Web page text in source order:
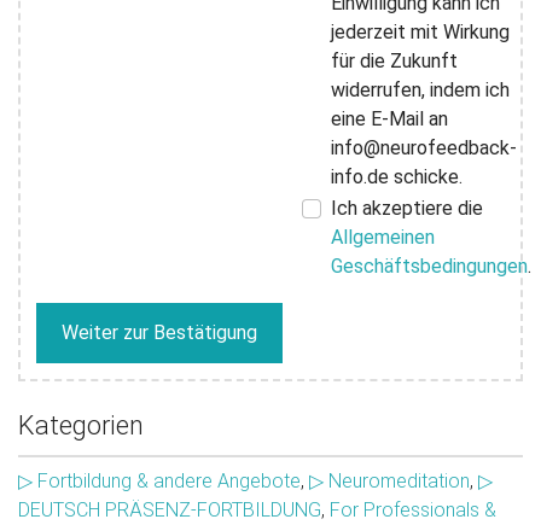
jederzeit mit Wirkung
für die Zukunft
widerrufen, indem ich
eine E-Mail an
info@neurofeedback-
info.de schicke.
Ich akzeptiere die
Allgemeinen
Geschäftsbedingungen.
Weiter zur Bestätigung
Kategorien
▷ Fortbildung & andere Angebote, ▷ Neuromeditation, ▷
DEUTSCH PRÄSENZ-FORTBILDUNG, For Professionals &